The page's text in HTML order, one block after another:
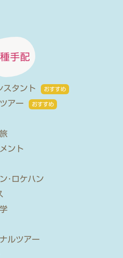
手配
スタント おすすめ
アー おすすめ
ント
･ロケハン
ルツアー